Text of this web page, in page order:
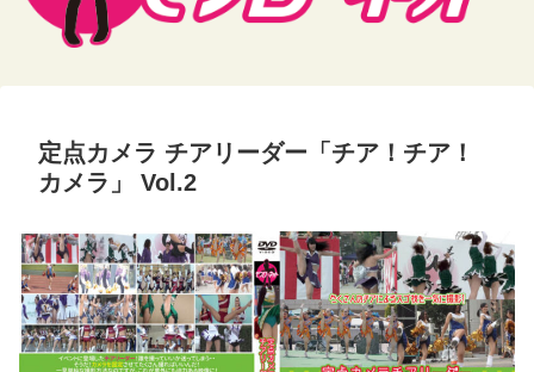
定点カメラ チアリーダー「チア！チア！
カメラ」 Vol.2